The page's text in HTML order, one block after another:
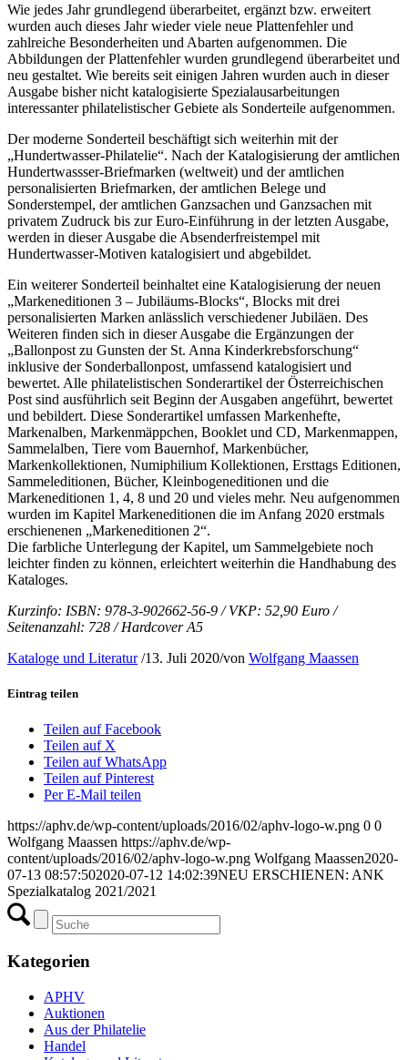
Wie jedes Jahr grundlegend überarbeitet, ergänzt bzw. erweitert
wurden auch dieses Jahr wieder viele neue Plattenfehler und
zahlreiche Besonderheiten und Abarten aufgenommen. Die
Abbildungen der Plattenfehler wurden grundlegend überarbeitet und
neu gestaltet. Wie bereits seit einigen Jahren wurden auch in dieser
Ausgabe bisher nicht katalogisierte Spezialausarbeitungen
interessanter philatelistischer Gebiete als Sonderteile aufgenommen.
Der moderne Sonderteil beschäftigt sich weiterhin mit der
„Hundertwasser-Philatelie“. Nach der Katalogisierung der amtlichen
Hundertwassser-Briefmarken (weltweit) und der amtlichen
personalisierten Briefmarken, der amtlichen Belege und
Sonderstempel, der amtlichen Ganzsachen und Ganzsachen mit
privatem Zudruck bis zur Euro-Einführung in der letzten Ausgabe,
werden in dieser Ausgabe die Absenderfreistempel mit
Hundertwasser-Motiven katalogisiert und abgebildet.
Ein weiterer Sonderteil beinhaltet eine Katalogisierung der neuen
„Markeneditionen 3 – Jubiläums-Blocks“, Blocks mit drei
personalisierten Marken anlässlich verschiedener Jubiläen. Des
Weiteren finden sich in dieser Ausgabe die Ergänzungen der
„Ballonpost zu Gunsten der St. Anna Kinderkrebsforschung“
inklusive der Sonderballonpost, umfassend katalogisiert und
bewertet. Alle philatelistischen Sonderartikel der Österreichischen
Post sind ausführlich seit Beginn der Ausgaben angeführt, bewertet
und bebildert. Diese Sonderartikel umfassen Markenhefte,
Markenalben, Markenmäppchen, Booklet und CD, Markenmappen,
Sammelalben, Tiere vom Bauernhof, Markenbücher,
Markenkollektionen, Numiphilium Kollektionen, Ersttags Editionen,
Sammeleditionen, Bücher, Kleinbogeneditionen und die
Markeneditionen 1, 4, 8 und 20 und vieles mehr. Neu aufgenommen
wurden im Kapitel Markeneditionen die im Anfang 2020 erstmals
erschienenen „Markeneditionen 2“.
Die farbliche Unterlegung der Kapitel, um Sammelgebiete noch
leichter finden zu können, erleichtert weiterhin die Handhabung des
Kataloges.
Kurzinfo: ISBN: 978-3-902662-56-9 / VKP: 52,90 Euro /
Seitenanzahl: 728 / Hardcover A5
Kataloge und Literatur /13. Juli 2020/von Wolfgang Maassen
Eintrag teilen
Teilen auf Facebook
Teilen auf X
Teilen auf WhatsApp
Teilen auf Pinterest
Per E-Mail teilen
https://aphv.de/wp-content/uploads/2016/02/aphv-logo-w.png 0 0
Wolfgang Maassen https://aphv.de/wp-
content/uploads/2016/02/aphv-logo-w.png Wolfgang Maassen2020-
07-13 08:57:502020-07-12 14:02:39NEU ERSCHIENEN: ANK
Spezialkatalog 2021/2021
Kategorien
APHV
Auktionen
Aus der Philatelie
Handel